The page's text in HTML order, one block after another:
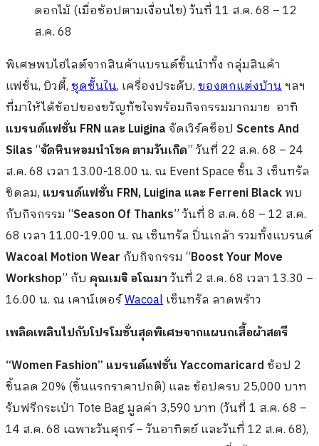
ดอกไม้ (เมื่อช้อปตามเงื่อนไข) วันที่ 11 ส.ค. 68 – 12
ส.ค. 68
พิเศษพบไฮไลต์จากสินค้าแบรนด์ชั้นนำทั้ง กลุ่มสินค้า
แฟชั่น, บิวตี้,ชุดชั้นใน, เครื่องประดับ,ของตกแต่งบ้านฯลฯ
ที่มาให้ได้ช้อปของขวัญทัชใจพร้อมกิจกรรมมากมาย อาทิ
แบรนด์แฟชั่น FRN และ Luiginaจัดเวิร์คช็อป Scents And
Silas“จัดหินหอมนำโชค ตามวันเกิด” วันที่ 22 ส.ค. 68 – 24
ส.ค. 68 เวลา 13.00-18.00 น. ณ Event Space ชั้น 3 เซ็นทรัล
ชิดลม, แบรนด์แฟชั่น FRN, Luigina และ Ferreni Blackพบ
กับกิจกรรม “Season Of Thanks” วันที่ 8 ส.ค. 68 – 12 ส.ค.
68 เวลา 11.00-19.00 น. ณ เซ็นทรัล ปิ่นเกล้า รวมทั้งแบรนด์
Wacoal Motion Wear กับกิจกรรม “Boost Your Move
Workshop” กับ คุณเมจิ อโณมาวันที่ 2 ส.ค. 68 เวลา 13.30 –
16.00 น. ณ เคาน์เตอร์Wacoalเซ็นทรัล ลาดพร้าว
เพลิดเพลินไปกับโปรโมชั่นสุดพิเศษจากแผนกเสื้อผ้าสตรี
“Women Fashion” แบรนด์แฟชั่น Yaccomaricardช้อป 2
ชิ้นลด 20% (ชิ้นแรกราคาปกติ) และ ช้อปครบ 25,000 บาท
รับฟรีกระเป๋า Tote Bag มูลค่า 3,590 บาท (วันที่ 1 ส.ค. 68 –
14 ส.ค. 68 เฉพาะวันศุกร์ – วันอาทิตย์ และวันที่ 12 ส.ค. 68),